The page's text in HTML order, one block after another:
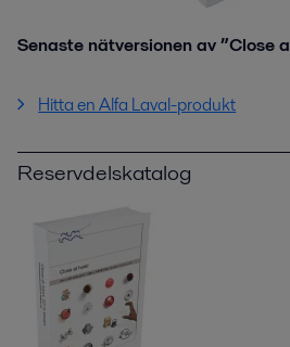
Senaste nätversionen av ”Close
Hitta en Alfa Laval-produkt
Reservdelskatalog